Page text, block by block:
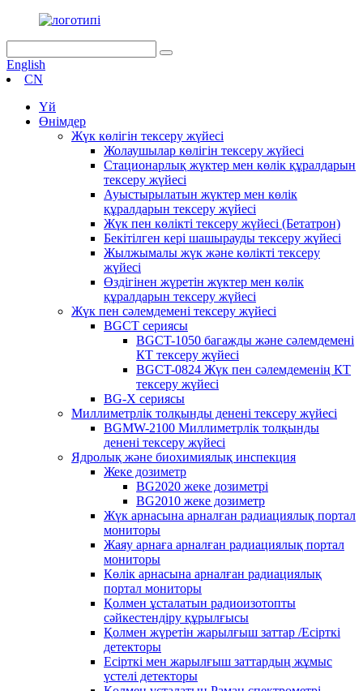
English
CN
Үй
Өнімдер
Жүк көлігін тексеру жүйесі
Жолаушылар көлігін тексеру жүйесі
Стационарлық жүктер мен көлік құралдарын
тексеру жүйесі
Ауыстырылатын жүктер мен көлік
құралдарын тексеру жүйесі
Жүк пен көлікті тексеру жүйесі (Бетатрон)
Бекітілген кері шашырауды тексеру жүйесі
Жылжымалы жүк және көлікті тексеру
жүйесі
Өздігінен жүретін жүктер мен көлік
құралдарын тексеру жүйесі
Жүк пен сәлемдемені тексеру жүйесі
BGCT сериясы
BGCT-1050 багажды және сәлемдемені
КТ тексеру жүйесі
BGCT-0824 Жүк пен сәлемдеменің КТ
тексеру жүйесі
BG-X сериясы
Миллиметрлік толқынды денені тексеру жүйесі
BGMW-2100 Миллиметрлік толқынды
денені тексеру жүйесі
Ядролық және биохимиялық инспекция
Жеке дозиметр
BG2020 жеке дозиметрі
BG2010 жеке дозиметр
Жүк арнасына арналған радиациялық портал
мониторы
Жаяу арнаға арналған радиациялық портал
мониторы
Көлік арнасына арналған радиациялық
портал мониторы
Қолмен ұсталатын радиоизотопты
сәйкестендіру құрылғысы
Қолмен жүретін жарылғыш заттар /Есірткі
детекторы
Есірткі мен жарылғыш заттардың жұмыс
үстелі детекторы